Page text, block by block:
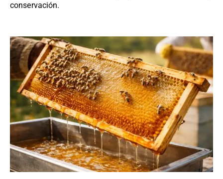
conservación.